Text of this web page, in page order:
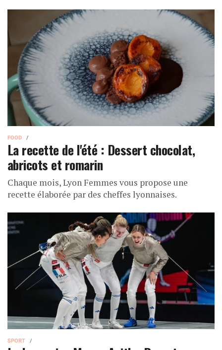
FOOD
La recette de l'été : Dessert chocolat,
abricots et romarin
Chaque mois, Lyon Femmes vous propose une
recette élaborée par des cheffes lyonnaises.
SPORT